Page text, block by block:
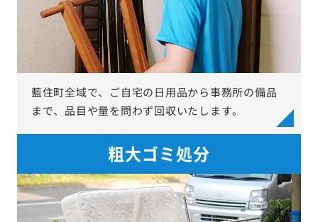
藍住町全域で、ご自宅の日用品から事務所の備品
まで、品目や量を問わず回収いたします。
粗大ゴミ処分